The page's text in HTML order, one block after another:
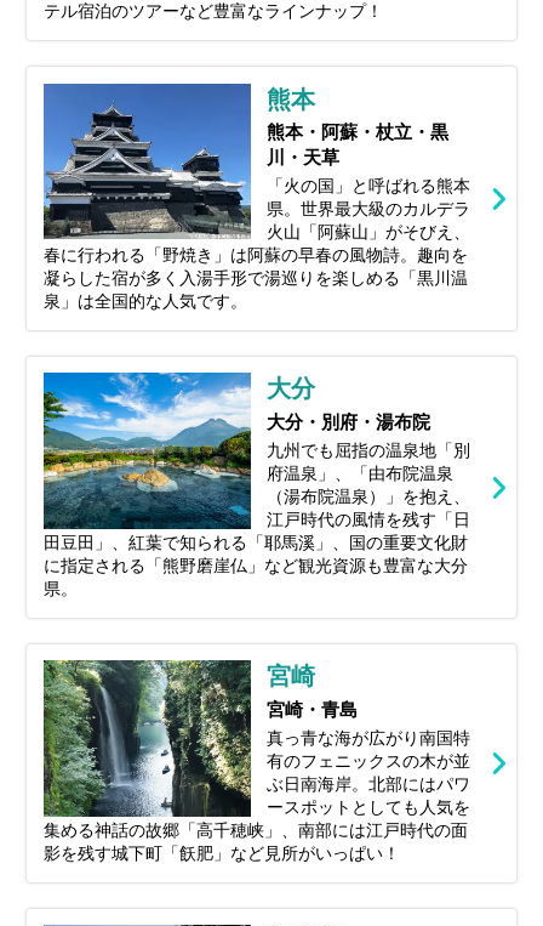
テル宿泊のツアーなど豊富なラインナップ！
熊本
熊本・阿蘇・杖立・黒
川・天草
「火の国」と呼ばれる熊本
県。世界最大級のカルデラ
火山「阿蘇山」がそびえ、
春に行われる「野焼き」は阿蘇の早春の風物詩。趣向を
凝らした宿が多く入湯手形で湯巡りを楽しめる「黒川温
泉」は全国的な人気です。
大分
大分・別府・湯布院
九州でも屈指の温泉地「別
府温泉」、「由布院温泉
（湯布院温泉）」を抱え、
江戸時代の風情を残す「日
田豆田」、紅葉で知られる「耶馬溪」、国の重要文化財
に指定される「熊野磨崖仏」など観光資源も豊富な大分
県。
宮崎
宮崎・青島
真っ青な海が広がり南国特
有のフェニックスの木が並
ぶ日南海岸。北部にはパワ
ースポットとしても人気を
集める神話の故郷「高千穂峡」、南部には江戸時代の面
影を残す城下町「飫肥」など見所がいっぱい！